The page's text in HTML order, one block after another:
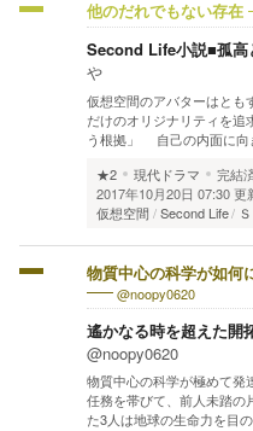
他のだれでもない存在
Second Life小説■孤高
や
仮想空間のアバターはとも
だけのオリジナリティを
う根拠」 自己の内面に向
★2
現代ドラマ 完結
2017年10月20日 07:30 更
仮想空間
Second Life Ｓ
物質中心の科学が如何
@noopy0620
遙かなる時を超えた開
@noopy0620
物質中心の科学が極めて発
任務を帯びて、前人未踏の
た3人は地球の生命力を目